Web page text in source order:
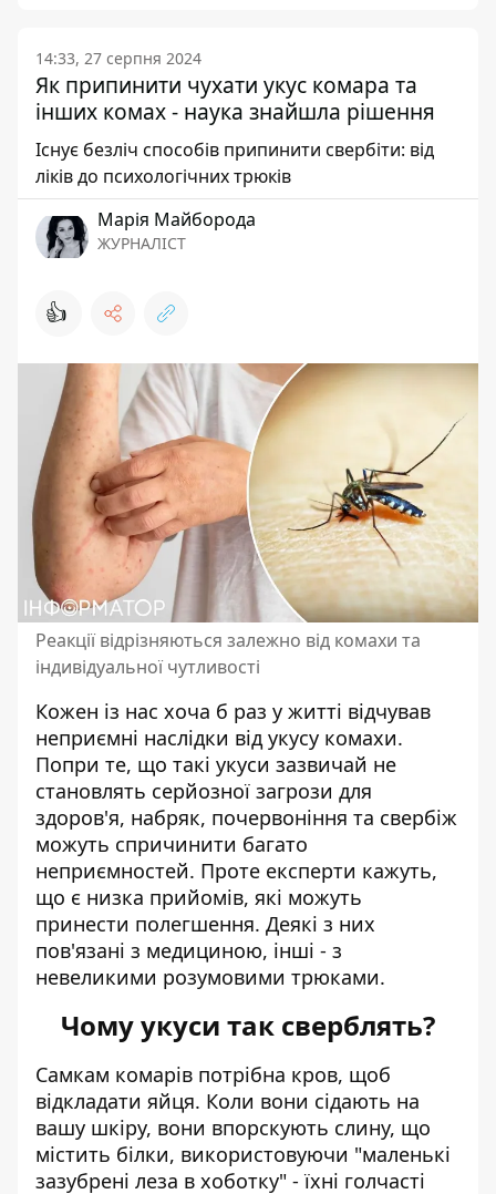
14:33, 27 серпня 2024
Як припинити чухати укус комара та
інших комах - наука знайшла рішення
Існує безліч способів припинити свербіти: від
ліків до психологічних трюків
Марія Майборода
ЖУРНАЛІСТ
👍
Реакції відрізняються залежно від комахи та
індивідуальної чутливості
Кожен із нас хоча б раз у житті відчував
неприємні наслідки від укусу комахи.
Попри те, що такі укуси зазвичай не
становлять серйозної загрози для
здоров'я, набряк, почервоніння та свербіж
можуть спричинити багато
неприємностей. Проте експерти кажуть,
що є низка прийомів, які можуть
принести полегшення. Деякі з них
пов'язані з медициною, інші - з
невеликими розумовими трюками.
Чому укуси так сверблять?
Самкам комарів потрібна кров, щоб
відкладати яйця. Коли вони сідають на
вашу шкіру, вони впорскують слину, що
містить білки, використовуючи "маленькі
зазубрені леза в хоботку" - їхні голчасті